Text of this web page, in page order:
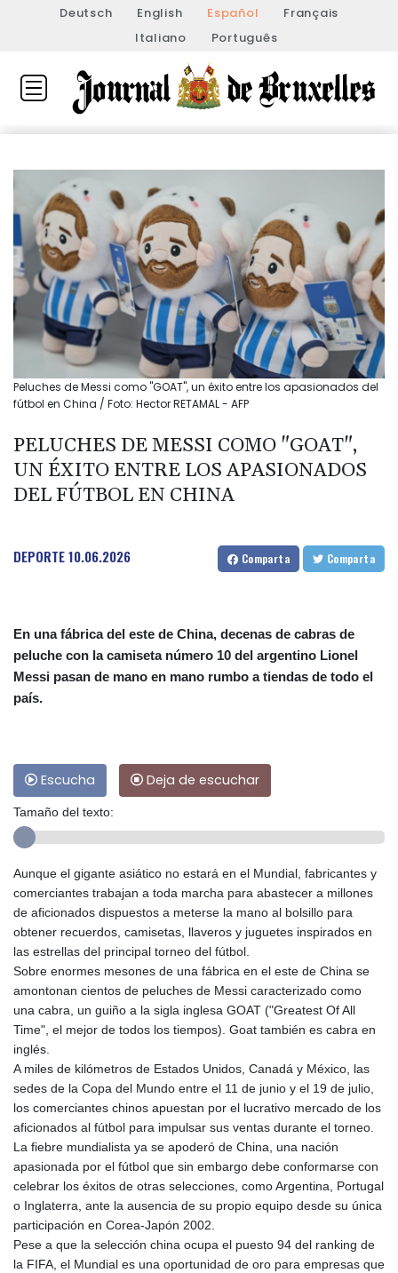
Deutsch English Español
Français
Italiano
Português
Peluches de Messi como "GOAT", un éxito entre los apasionados del
fútbol en China / Foto: Hector RETAMAL - AFP
PELUCHES DE MESSI COMO "GOAT",
UN ÉXITO ENTRE LOS APASIONADOS
DEL FÚTBOL EN CHINA
DEPORTE10.06.2026 Comparta Comparta
En una fábrica del este de China, decenas de cabras de
peluche con la camiseta número 10 del argentino Lionel
Messi pasan de mano en mano rumbo a tiendas de todo el
país.
Escucha Deja de escuchar
Tamaño del texto:
Aunque el gigante asiático no estará en el Mundial, fabricantes y
comerciantes trabajan a toda marcha para abastecer a millones
de aficionados dispuestos a meterse la mano al bolsillo para
obtener recuerdos, camisetas, llaveros y juguetes inspirados en
las estrellas del principal torneo del fútbol.
Sobre enormes mesones de una fábrica en el este de China se
amontonan cientos de peluches de Messi caracterizado como
una cabra, un guiño a la sigla inglesa GOAT ("Greatest Of All
Time", el mejor de todos los tiempos). Goat también es cabra en
inglés.
A miles de kilómetros de Estados Unidos, Canadá y México, las
sedes de la Copa del Mundo entre el 11 de junio y el 19 de julio,
los comerciantes chinos apuestan por el lucrativo mercado de los
aficionados al fútbol para impulsar sus ventas durante el torneo.
La fiebre mundialista ya se apoderó de China, una nación
apasionada por el fútbol que sin embargo debe conformarse con
celebrar los éxitos de otras selecciones, como Argentina, Portugal
o Inglaterra, ante la ausencia de su propio equipo desde su única
participación en Corea-Japón 2002.
Pese a que la selección china ocupa el puesto 94 del ranking de
la FIFA, el Mundial es una oportunidad de oro para empresas que